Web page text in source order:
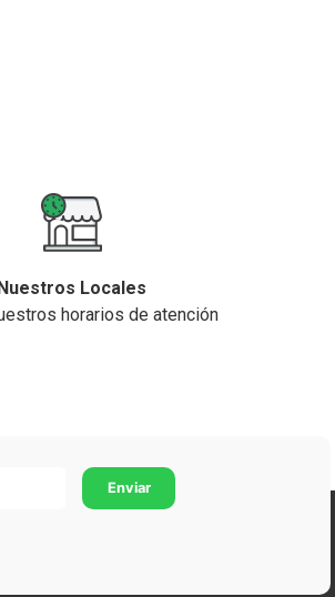
Locales
horarios de atención